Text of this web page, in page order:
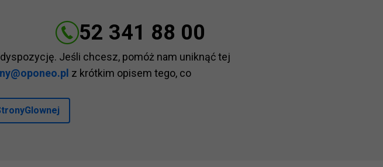
52 341 88 00
Jeśli chcesz, pomóż nam uniknąć tej
z krótkim opisem tego, co